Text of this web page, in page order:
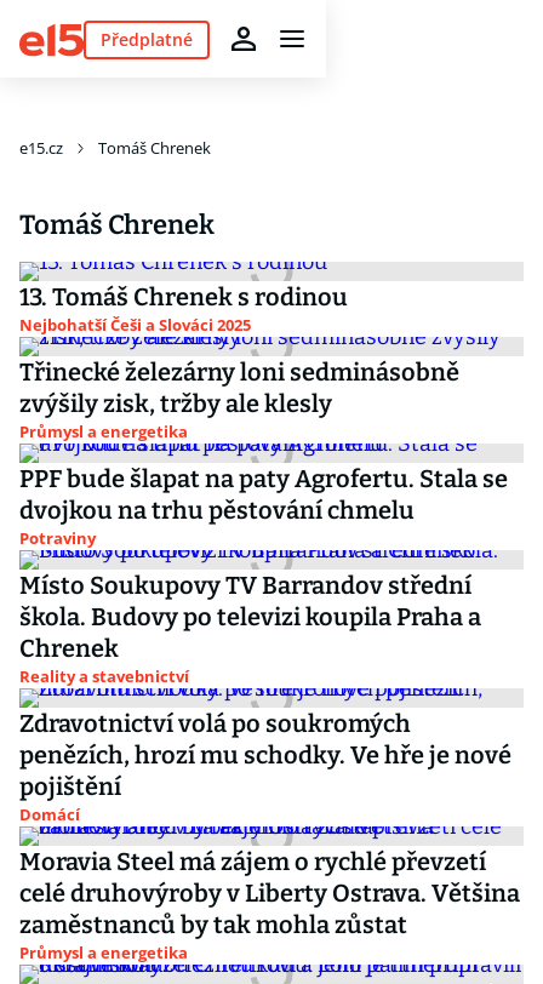
Předplatné
e15.cz Tomáš Chrenek
Tomáš Chrenek
13. Tomáš Chrenek s rodinou
Nejbohatší Češi a Slováci 2025
Třinecké železárny loni sedminásobně
zvýšily zisk, tržby ale klesly
Průmysl a energetika
PPF bude šlapat na paty Agrofertu. Stala se
dvojkou na trhu pěstování chmelu
Potraviny
Místo Soukupovy TV Barrandov střední
škola. Budovy po televizi koupila Praha a
Chrenek
Reality a stavebnictví
Zdravotnictví volá po soukromých
penězích, hrozí mu schodky. Ve hře je nové
pojištění
Domácí
Moravia Steel má zájem o rychlé převzetí
celé druhovýroby v Liberty Ostrava. Většina
zaměstnanců by tak mohla zůstat
Průmysl a energetika